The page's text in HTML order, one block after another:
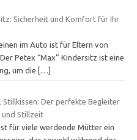
Sicherheit und Komfort für Ihr
im Auto ist für Eltern von
Petex “Max” Kindersitz ist eine
um die
[…]
Stillkissen: Der perfekte Begleiter
und Stillzeit
für viele werdende Mütter ein